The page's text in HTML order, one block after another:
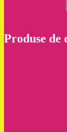
Produse de